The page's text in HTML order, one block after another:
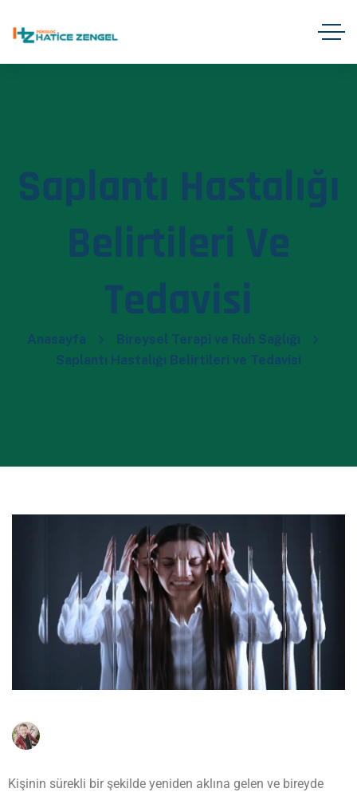
Saplantı Hastalığı
Belirtileri Ve
Tedavisi
Anasayfa
Bireysel Terapi ve Ruh Sağlığı
Saplantı Hastalığı Belirtileri ve Tedavisi
Kişinin sürekli bir şekilde yeniden aklına gelen ve bireyde